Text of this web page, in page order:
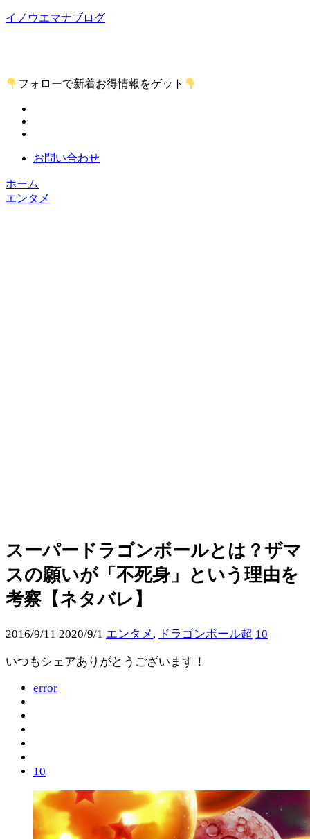
イノウエマナブログ
フォローで新着お得情報をゲット
お問い合わせ
ホーム
エンタメ
スーパードラゴンボールとは？ザマ
スの願いが「不死身」という理由を
考察【ネタバレ】
2016/9/11 2020/9/1 エンタメ , ドラゴンボール超 10
いつもシェアありがとうございます！
error
10